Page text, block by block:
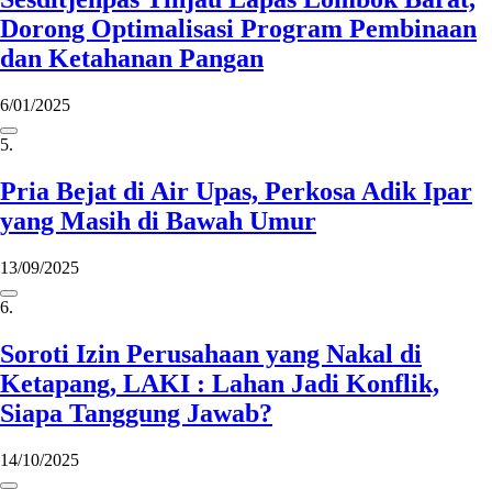
Dorong Optimalisasi Program Pembinaan
dan Ketahanan Pangan
6/01/2025
5.
Pria Bejat di Air Upas, Perkosa Adik Ipar
yang Masih di Bawah Umur
13/09/2025
6.
Soroti Izin Perusahaan yang Nakal di
Ketapang, LAKI : Lahan Jadi Konflik,
Siapa Tanggung Jawab?
14/10/2025